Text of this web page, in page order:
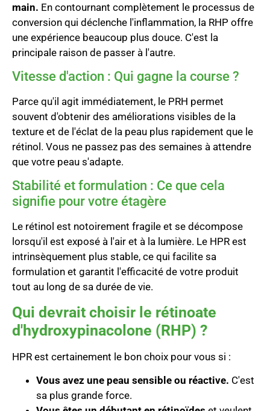
main. En contournant complètement le processus de
conversion qui déclenche l'inflammation, la RHP offre
une expérience beaucoup plus douce. C'est la
principale raison de passer à l'autre.
Vitesse d'action : Qui gagne la course ?
Parce qu'il agit immédiatement, le PRH permet
souvent d'obtenir des améliorations visibles de la
texture et de l'éclat de la peau plus rapidement que le
rétinol. Vous ne passez pas des semaines à attendre
que votre peau s'adapte.
Stabilité et formulation : Ce que cela
signifie pour votre étagère
Le rétinol est notoirement fragile et se décompose
lorsqu'il est exposé à l'air et à la lumière. Le HPR est
intrinsèquement plus stable, ce qui facilite sa
formulation et garantit l'efficacité de votre produit
tout au long de sa durée de vie.
Qui devrait choisir le rétinoate
d'hydroxypinacolone (RHP) ?
HPR est certainement le bon choix pour vous si :
Vous avez une peau sensible ou réactive. C'est
sa plus grande force.